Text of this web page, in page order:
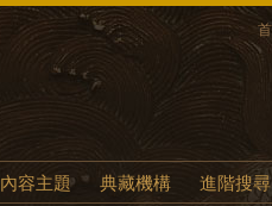
內容主題 典藏機構 進階搜尋